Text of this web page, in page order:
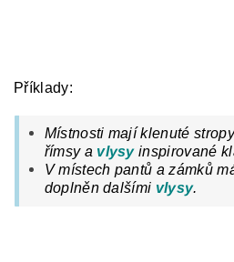
Příklady:
Místnosti mají klenuté
římsy a vlysy inspirované
V místech pantů a zámků
doplněn dalšími vlysy.